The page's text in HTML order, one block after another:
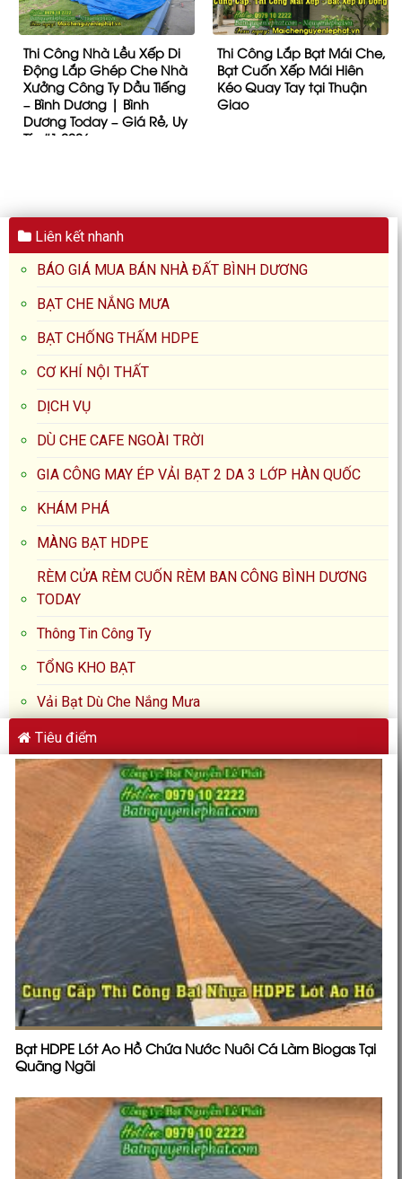
Thi Công Nhà Lều Xếp Di
Động Lắp Ghép Che Nhà
Xưởng Công Ty Dầu Tiếng
– Bình Dương | Bình
Dương Today – Giá Rẻ, Uy
Tín #1 2026
Thi Công Lắp Bạt Mái Che,
Bạt Cuốn Xếp Mái Hiên
Kéo Quay Tay tại Thuận
Giao
Liên kết nhanh
BÁO GIÁ MUA BÁN NHÀ ĐẤT BÌNH DƯƠNG
BẠT CHE NẮNG MƯA
BẠT CHỐNG THẤM HDPE
CƠ KHÍ NỘI THẤT
DỊCH VỤ
DÙ CHE CAFE NGOÀI TRỜI
GIA CÔNG MAY ÉP VẢI BẠT 2 DA 3 LỚP HÀN QUỐC
KHÁM PHÁ
MÀNG BẠT HDPE
RÈM CỬA RÈM CUỐN RÈM BAN CÔNG BÌNH DƯƠNG
TODAY
Thông Tin Công Ty
TỔNG KHO BẠT
Vải Bạt Dù Che Nắng Mưa
Tiêu điểm
Bạt HDPE Lót Ao Hồ Chứa Nước Nuôi Cá Làm Biogas Tại
Quãng Ngãi